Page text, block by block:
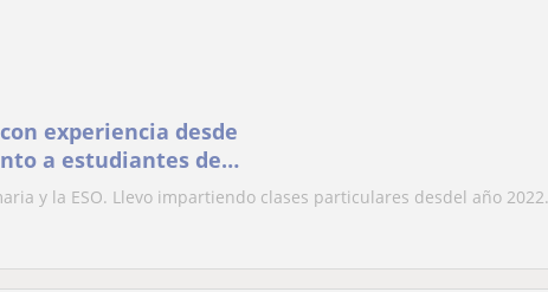
experiencia desde
a estudiantes de
y la ESO. Llevo impartiendo clases particulares desdel año